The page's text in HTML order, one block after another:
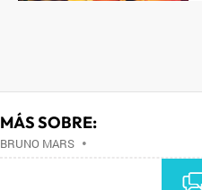
MÁS SOBRE:
BRUNO MARS•